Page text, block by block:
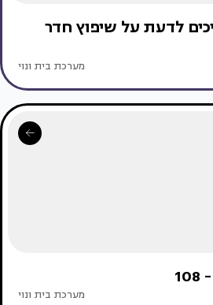
לדעת על שיפוץ חדר
מערכת בית ונוי
מערכת בית ונוי